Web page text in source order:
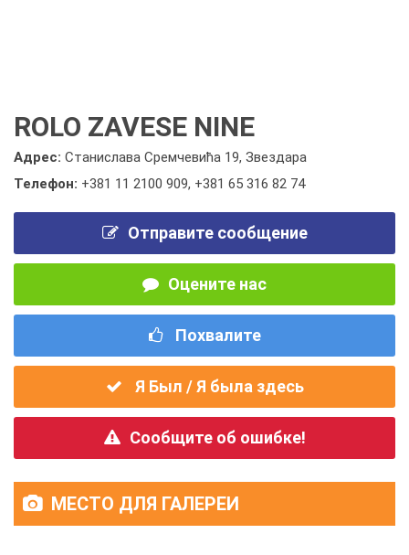
ROLO ZAVESE NINE
Адрес: Станислава Сремчевића 19, Звездара
Телефон: +381 11 2100 909, +381 65 316 82 74
Отправите сообщение
Оцените нас
Похвалите
Я Был / Я была здесь
Сообщите об ошибке!
МЕСТО ДЛЯ ГАЛЕРЕИ